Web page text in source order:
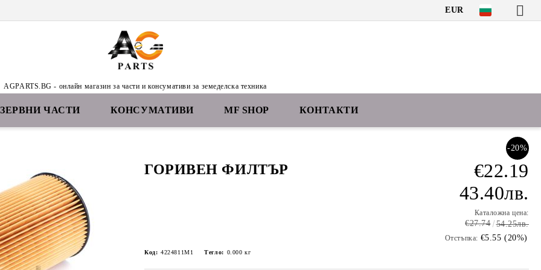
EUR
AGPARTS.BG - онлайн магазин за части и консумативи за земеделска техника
ЧАСТИ КОНСУМАТИВИ MF SHOP КОНТАКТИ
ГОРИВЕН ФИЛТЪР
-20%
€22.19
43.40лв.
Каталожна цена:
€27.74 54.25лв.
Отстъпка: €5.55 (20%)
Код: 4224811M1 Тегло: 0.000 кг